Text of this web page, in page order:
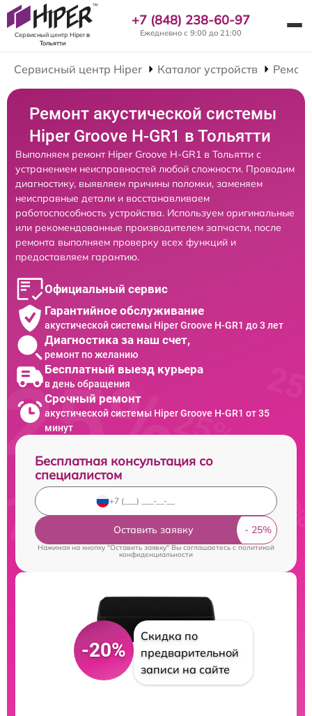
Сервисный центр Hiperв
Тольятти
+7 (848) 238-60-97
Ежедневно с 9:00 до 21:00
Сервисный центр Hiper Каталог устройств
Ремонт акустической системы
Hiper Groove H-GR1 в Тольятти
Выполняем ремонт Hiper Groove H-GR1 в Тольятти с
устранением неисправностей любой сложности. Проводим
диагностику, выявляем причины поломки, заменяем
неисправные детали и восстанавливаем
работоспособность устройства. Используем оригинальные
или рекомендованные производителем запчасти, после
ремонта выполняем проверку всех функций и
предоставляем гарантию.
Официальный сервис
Гарантийное обслуживание
акустической системы Hiper Groove H-GR1 до 3 лет
Диагностика за наш счет,
ремонт по желанию
Бесплатный выезд курьера
в день обращения
Срочный ремонт
акустической системы Hiper Groove H-GR1 от 35
минут
Бесплатная консультация со
специалистом
Оставить заявку
Нажимая на кнопку "Оставить заявку" Вы соглашаетесь cполитикой
конфиденциальности
-20%
Скидка по
предварительной
записи на сайте